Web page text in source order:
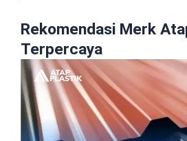
Rekomendasi Merk
Terpercaya